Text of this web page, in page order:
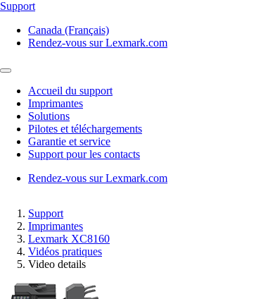
Support
Canada (Français)
Rendez-vous sur Lexmark.com
Accueil du support
Imprimantes
Solutions
Pilotes et téléchargements
Garantie et service
Support pour les contacts
Rendez-vous sur Lexmark.com
Support
Imprimantes
Lexmark XC8160
Vidéos pratiques
Video details